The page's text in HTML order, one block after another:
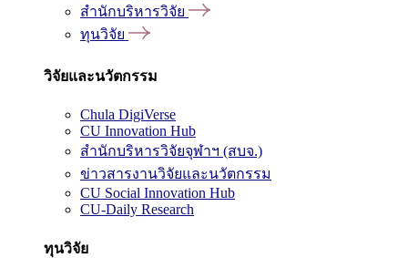
สำนักบริหารวิจัย
ทุนวิจัย
วิจัยและนวัตกรรม
Chula DigiVerse
CU Innovation Hub
สำนักบริหารวิจัยจุฬาฯ (สบจ.)
ข่าวสารงานวิจัยและนวัตกรรม
CU Social Innovation Hub
CU-Daily Research
ทุนวิจัย